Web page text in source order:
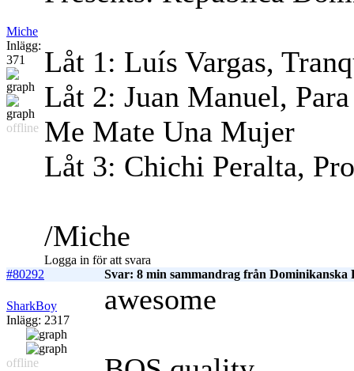
Miche
Inlägg:
371
offline
Låt 1: Luís Vargas,
Låt 2: Juan Manuel,
Me Mate Una Mujer
Låt 3: Chichi Peralta,
/Miche
Logga in för att svara
#80292
Svar: 8 min sammandrag från Dominikanska
SharkBoy
Inlägg: 2317
offline
awesome